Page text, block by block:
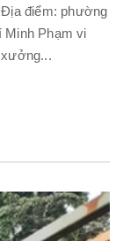
điểm: phường
Minh Phạm vi
xưởng...